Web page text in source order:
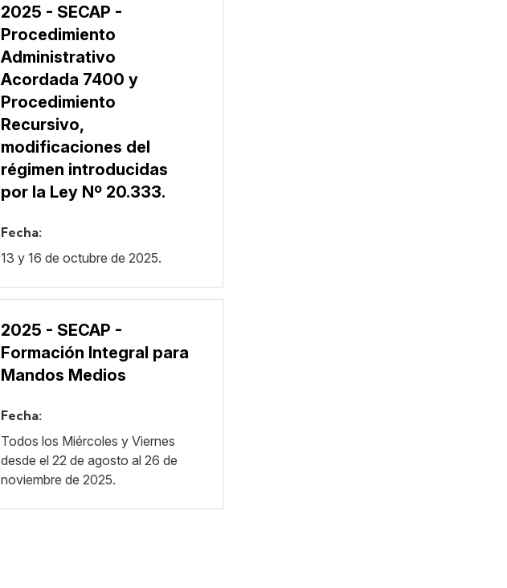
2025 - SECAP -
Procedimiento
Administrativo
Acordada 7400 y
Procedimiento
Recursivo,
modificaciones del
régimen introducidas
por la Ley Nº 20.333.
Fecha:
13 y 16 de octubre de 2025.
2025 - SECAP -
Formación Integral para
Mandos Medios
Fecha:
Todos los Miércoles y Viernes
desde el 22 de agosto al 26 de
noviembre de 2025.